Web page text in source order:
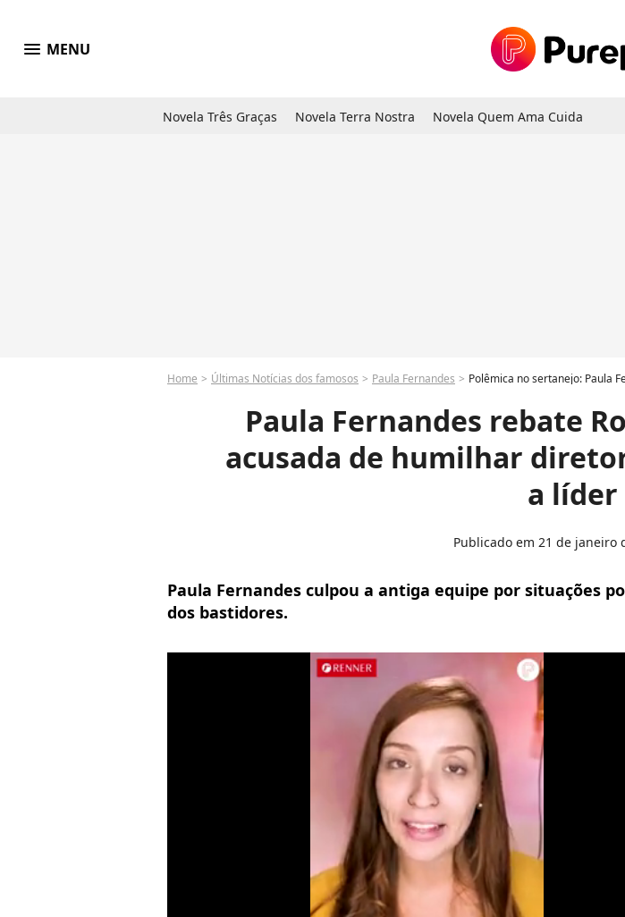
menu MENU
Novela Três Graças Novela Terra Nostra Novela Quem Ama Cuida
Home Últimas Notícias dos famosos Paula Fernandes Polêmica no sertanejo: Paula
Paula Fernandes rebate
acusada de humilhar
a líder
Publicado em 21 de janeiro
Paula Fernandes culpou a antiga equipe por situações
dos bastidores.